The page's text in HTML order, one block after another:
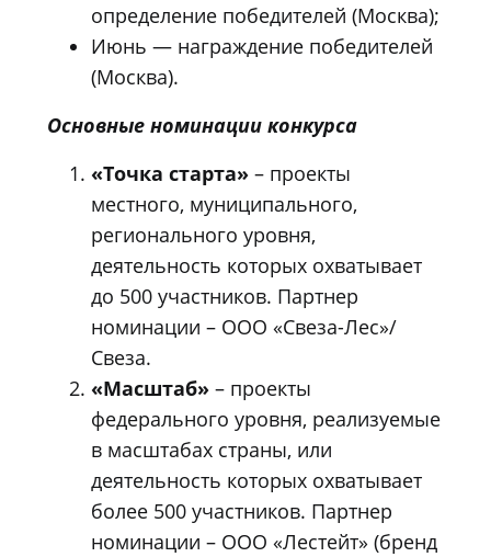
определение победителей (Москва);
Июнь — награждение победителей
(Москва).
Основные номинации конкурса
«Точка старта» – проекты
местного, муниципального,
регионального уровня,
деятельность которых охватывает
до 500 участников. Партнер
номинации – ООО «Свеза-Лес»/
Свеза.
«Масштаб» – проекты
федерального уровня, реализуемые
в масштабах страны, или
деятельность которых охватывает
более 500 участников. Партнер
номинации – ООО «Лестейт» (бренд